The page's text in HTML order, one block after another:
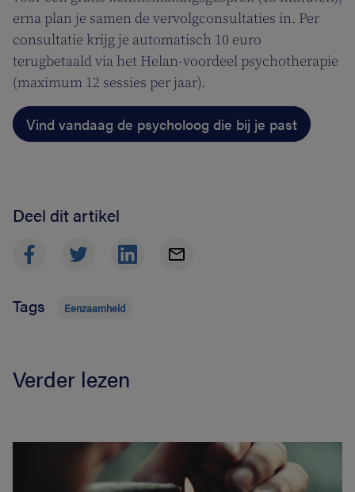
erna plan je samen de vervolgconsultaties in. Per
consultatie krijg je automatisch 10 euro
terugbetaald via het Helan-voordeel psychotherapie
(maximum 12 sessies per jaar).
Vind vandaag de psycholoog die bij je past
Deel dit artikel
Tags Eenzaamheid
Verder lezen